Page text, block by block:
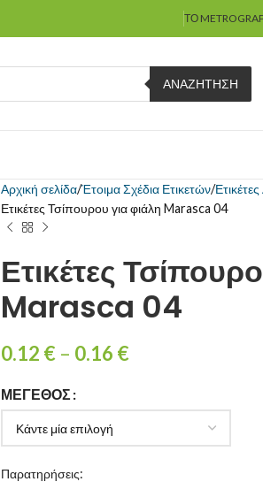
ΤΟ
ΑΝΑΖΉΤΗΣΗ
Αρχική σελίδα Έτοιμα Σχέδια Ετικετών
Ετικέτες Τσίπουρου για φιάλη Marasca 04
Ετικέτες
Marasca 04
0.12 € – 0.16 €
ΜΈΓΕΘΟΣ
Παρατηρήσεις: